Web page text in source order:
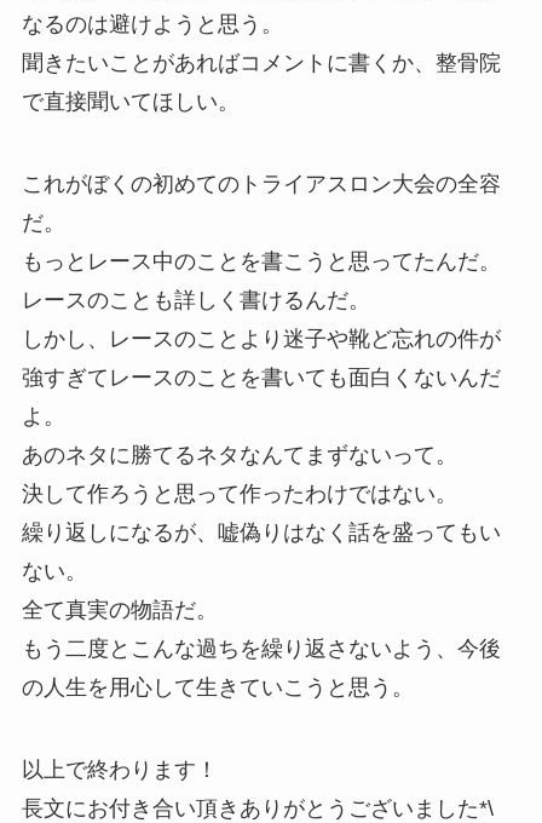
なるのは避けようと思う。
聞きたいことがあればコメントに書くか、整骨院
で直接聞いてほしい。
これがぼくの初めてのトライアスロン大会の全容
だ。
もっとレース中のことを書こうと思ってたんだ。
レースのことも詳しく書けるんだ。
しかし、レースのことより迷子や靴ど忘れの件が
強すぎてレースのことを書いても面白くないんだ
よ。
あのネタに勝てるネタなんてまずないって。
決して作ろうと思って作ったわけではない。
繰り返しになるが、嘘偽りはなく話を盛ってもい
ない。
全て真実の物語だ。
もう二度とこんな過ちを繰り返さないよう、今後
の人生を用心して生きていこうと思う。
以上で終わります！
長文にお付き合い頂きありがとうございました*\